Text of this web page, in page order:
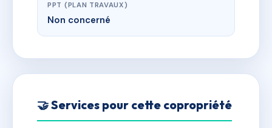
PPT (PLAN TRAVAUX)
Non concerné
🤝 Services pour cette copropriété